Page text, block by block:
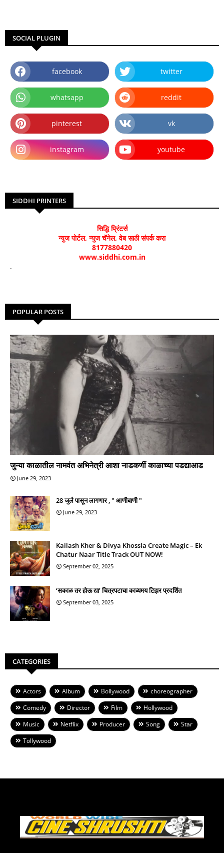
SOCIAL PLUGIN
facebook twitter
whatsapp reddit
pinterest vk
instagram youtube
SIDDHI PRINTERS
सिद्धि प्रिंटर्स
न्युज पोर्टल, न्युज चॅनेल, वेब साठी संपर्क करा
8177880420
www.siddhi.com.in
.
POPULAR POSTS
जुन्या काळातील नामवंत अभिनेत्री आशा नाडकर्णी काळाच्या पडद्याआड
June 29, 2023
28 जुलै पासून लागणार , " आणीबाणी "
June 29, 2023
Kailash Kher & Divya Khossla Create Magic – Ek
Chatur Naar Title Track OUT NOW!
September 02, 2025
‘सकाळ तर होऊ द्या’ चित्रपटाचा काव्यमय टिझर प्रदर्शित
September 03, 2025
CATEGORIES
Actors Album Bollywood
choreographer
Comedy
Director Film
Hollywood
Music
Netflix Producer Song
Star
Tollywood